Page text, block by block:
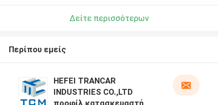
Δείτε περισσότερων
Περίπου εμείς
HEFEI TRANCAR
INDUSTRIES CO.,LTD